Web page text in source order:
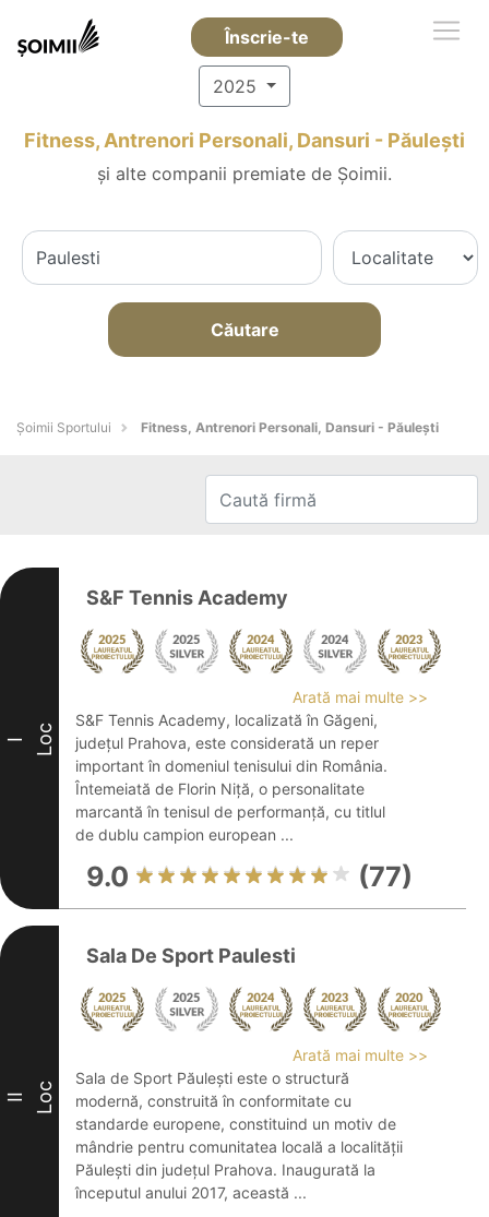
Înscrie-te
2025
Fitness, Antrenori Personali, Dansuri - Păuleşti
și alte companii premiate de Șoimii.
Căutare
Șoimii Sportului Fitness, Antrenori Personali, Dansuri - Păuleşti
I Loc
S&F Tennis Academy
Arată mai multe >>
S&F Tennis Academy, localizată în Găgeni,
județul Prahova, este considerată un reper
important în domeniul tenisului din România.
Întemeiată de Florin Niță, o personalitate
marcantă în tenisul de performanță, cu titlul
de dublu campion european ...
9.0 (77)
II Loc
Sala De Sport Paulesti
Arată mai multe >>
Sala de Sport Păulești este o structură
modernă, construită în conformitate cu
standarde europene, constituind un motiv de
mândrie pentru comunitatea locală a localității
Păulești din județul Prahova. Inaugurată la
începutul anului 2017, această ...